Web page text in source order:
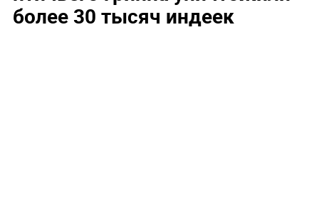
более 30 тысяч индеек